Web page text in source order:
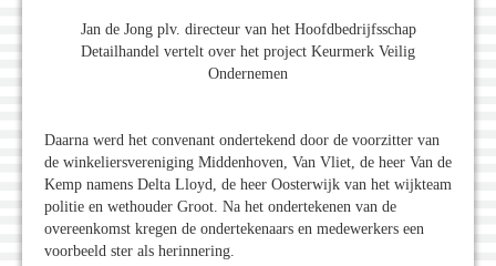
Jan de Jong plv. directeur van het Hoofdbedrijfsschap
Detailhandel vertelt over het project Keurmerk Veilig
Ondernemen
Daarna werd het convenant ondertekend door de voorzitter van
de winkeliersvereniging Middenhoven, Van Vliet, de heer Van de
Kemp namens Delta Lloyd, de heer Oosterwijk van het wijkteam
politie en wethouder Groot. Na het ondertekenen van de
overeenkomst kregen de ondertekenaars en medewerkers een
voorbeeld ster als herinnering.